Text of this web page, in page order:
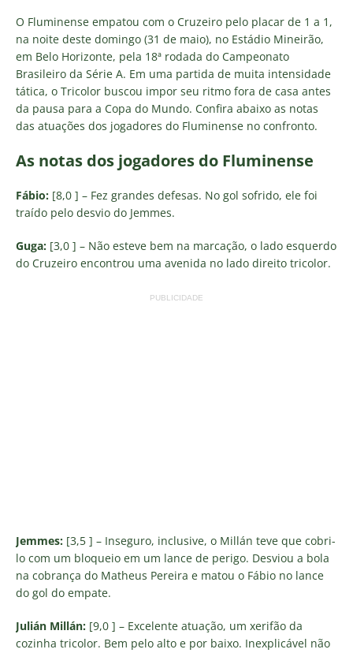
O Fluminense empatou com o Cruzeiro pelo placar de 1 a 1,
na noite deste domingo (31 de maio), no Estádio Mineirão,
em Belo Horizonte, pela 18ª rodada do Campeonato
Brasileiro da Série A. Em uma partida de muita intensidade
tática, o Tricolor buscou impor seu ritmo fora de casa antes
da pausa para a Copa do Mundo. Confira abaixo as notas
das atuações dos jogadores do Fluminense no confronto.
As notas dos jogadores do Fluminense
Fábio: [8,0 ] – Fez grandes defesas. No gol sofrido, ele foi
traído pelo desvio do Jemmes.
Guga: [3,0 ] – Não esteve bem na marcação, o lado esquerdo
do Cruzeiro encontrou uma avenida no lado direito tricolor.
PUBLICIDADE
Jemmes: [3,5 ] – Inseguro, inclusive, o Millán teve que cobri-
lo com um bloqueio em um lance de perigo. Desviou a bola
na cobrança do Matheus Pereira e matou o Fábio no lance
do gol do empate.
Julián Millán: [9,0 ] – Excelente atuação, um xerifão da
cozinha tricolor. Bem pelo alto e por baixo. Inexplicável não